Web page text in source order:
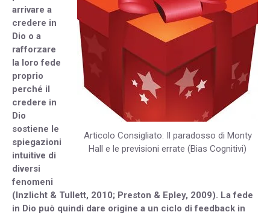
Articolo Consigliato: Il paradosso di Monty
Hall e le previsioni errate (Bias Cognitivi)
arrivare a
credere in
Dio o a
rafforzare
la loro fede
proprio
perché il
credere in
Dio
sostiene le
spiegazioni
intuitive di
diversi
fenomeni
(Inzlicht & Tullett, 2010; Preston & Epley, 2009). La fede
in Dio può quindi dare origine a un ciclo di feedback in